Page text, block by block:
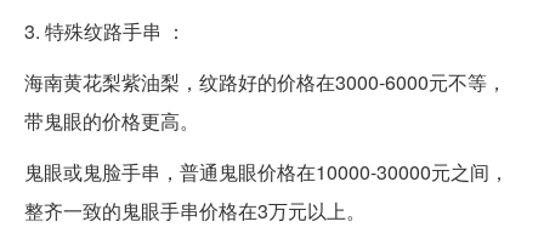
3. 特殊纹路手串 ：
海南黄花梨紫油梨，纹路好的价格在3000-6000元不等，
带鬼眼的价格更高。
鬼眼或鬼脸手串，普通鬼眼价格在10000-30000元之间，
整齐一致的鬼眼手串价格在3万元以上。